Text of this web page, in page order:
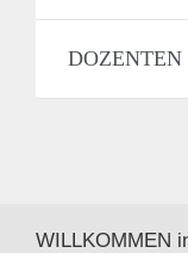
DOZENTEN
WILLKOMMEN